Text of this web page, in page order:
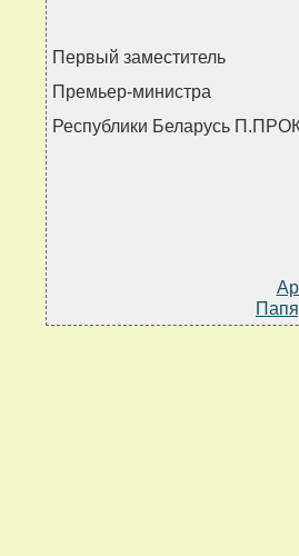
Первый заместитель
Премьер-министра
Республики Беларусь